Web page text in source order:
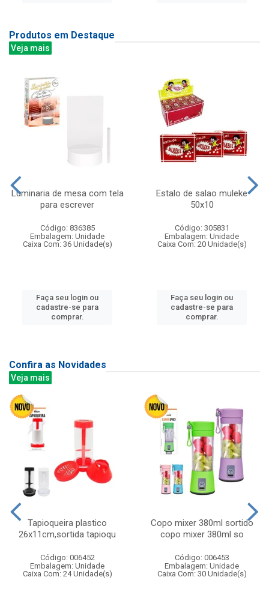
Produtos em Destaque
Veja mais
Luminaria de mesa com tela
para escrever
Código: 836385
Embalagem: Unidade
Caixa Com: 36 Unidade(s)
Faça seu login ou
cadastre-se para
comprar.
Estalo de salao muleke
50x10
Código: 305831
Embalagem: Unidade
Caixa Com: 20 Unidade(s)
Faça seu login ou
cadastre-se para
comprar.
Confira as Novidades
Veja mais
Tapioqueira plastico
26x11cm,sortida tapioqu
Código: 006452
Embalagem: Unidade
Caixa Com: 24 Unidade(s)
Copo mixer 380ml sortido
copo mixer 380ml so
Código: 006453
Embalagem: Unidade
Caixa Com: 30 Unidade(s)